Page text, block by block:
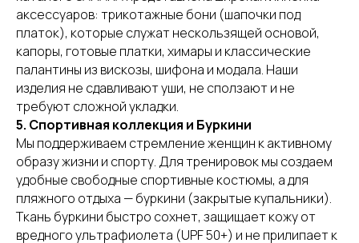
аксессуаров: трикотажные бони (шапочки под
платок), которые служат нескользящей основой,
капоры, готовые платки, химары и классические
палантины из вискозы, шифона и модала. Наши
изделия не сдавливают уши, не сползают и не
требуют сложной укладки.
5. Спортивная коллекция и Буркини
Мы поддерживаем стремление женщин к активному
образу жизни и спорту. Для тренировок мы создаем
удобные свободные спортивные костюмы, а для
пляжного отдыха — буркини (закрытые купальники).
Ткань буркини быстро сохнет, защищает кожу от
вредного ультрафиолета (UPF 50+) и не прилипает к